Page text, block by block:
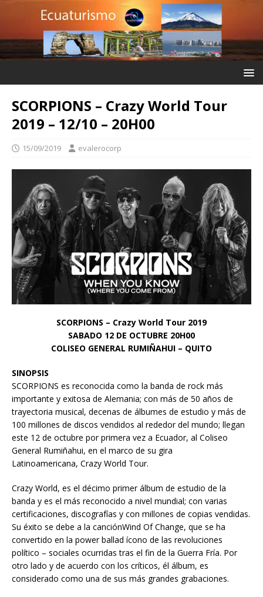
SCORPIONS – Crazy World Tour
2019 – 12/10 – 20H00
15/09/2019 evalerocorp
SCORPIONS – Crazy World Tour 2019
SABADO 12 DE OCTUBRE 20H00
COLISEO GENERAL RUMIÑAHUI – QUITO
SINOPSIS
SCORPIONS es reconocida como la banda de rock más
importante y exitosa de Alemania; con más de 50 años de
trayectoria musical, decenas de álbumes de estudio y más de
100 millones de discos vendidos al rededor del mundo; llegan
este 12 de octubre por primera vez a Ecuador, al Coliseo
General Rumiñahui, en el marco de su gira
Latinoamericana, Crazy World Tour.
Crazy World, es el décimo primer álbum de estudio de la
banda y es el más reconocido a nivel mundial; con varias
certificaciones, discografías y con millones de copias vendidas.
Su éxito se debe a la canciónWind Of Change, que se ha
convertido en la power ballad ícono de las revoluciones
político – sociales ocurridas tras el fin de la Guerra Fría. Por
otro lado y de acuerdo con los críticos, él álbum, es
considerado como una de sus más grandes grabaciones.